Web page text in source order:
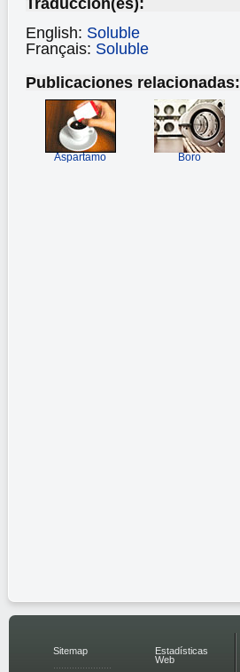
English: Soluble
Français: Soluble
Publicaciones relacionadas:
Aspartamo Boro
Sitemap
Estadísticas
Web